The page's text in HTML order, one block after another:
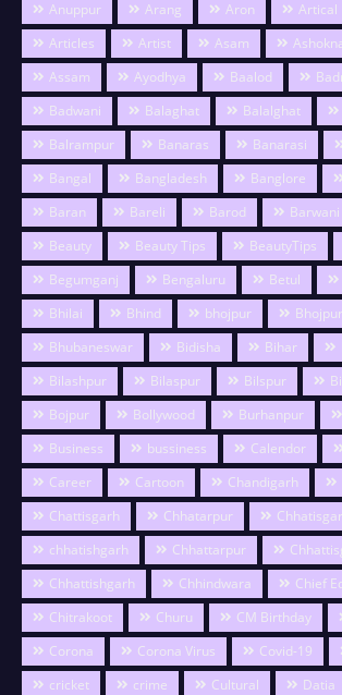
Anuppur Arang Aron Artical
Articles
Artist Asam
Assam
Ayodhya Baalod
Badwani
Balaghat Balalghat
Balrampur
Banaras Banarasi
Bangal
Bangladesh Banglore
Baran
Bareli Barod Barwani
Beauty
Beauty Tips BeautyTips
Begumganj
Bengaluru Betul
Bhilai
Bhind bhojpur
Bhubaneswar
Bidisha Bihar
Bilashpur
Bilaspur Bilspur
Bojpur
Bollywood Burhanpur
Business
bussiness Calendor
Career
Cartoon Chandigarh
Chattisgarh
Chhatarpur
chhatishgarh
Chhattarpur
Chhattishgarh
Chhindwara Chief
Chitrakoot
Churu CM Birthday
Corona
Corona Virus Covid-19
cricket
crime Cultural Datia